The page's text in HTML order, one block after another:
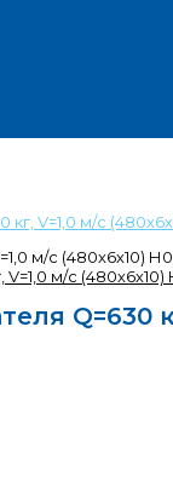
V=1,0 м/с
м/с (480х6х10)
Q=630